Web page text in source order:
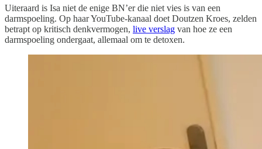
Uiteraard is Isa niet de enige BN’er die niet vies is van een
darmspoeling. Op haar YouTube-kanaal doet Doutzen Kroes, zelden
betrapt op kritisch denkvermogen, live verslag van hoe ze een
darmspoeling ondergaat, allemaal om te detoxen.